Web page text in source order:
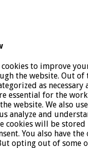
cookies to improve
the website. Out of
as
essential for the
website. We also
analyze and
cookies will be
You also have
opting out of some